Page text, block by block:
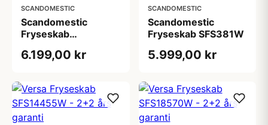
SCANDOMESTIC
Scandomestic
Fryseskab
6.199,00 kr
SCANDOMESTIC
Scandomestic
Fryseskab SFS381W
5.999,00 kr